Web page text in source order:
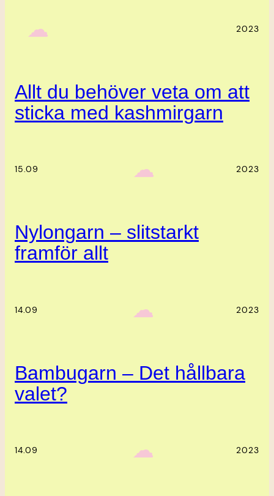
‎ ‎‎ ☁︎‎‎ 2023
Allt du behöver veta om att
sticka med kashmirgarn
15.09 ‎ ‎‎ ☁︎‎‎ 2023
Nylongarn – slitstarkt
framför allt
14.09 ‎ ‎‎ ☁︎‎‎ 2023
Bambugarn – Det hållbara
valet?
14.09 ‎ ‎‎ ☁︎‎‎ 2023